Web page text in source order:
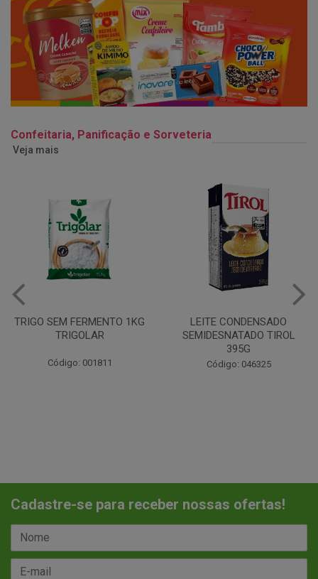
Confeitaria, Panificação e Sorveteria
Veja mais
LEITE CONDENSADO
SEMIDESNATADO TIROL
Código: 046325
CHANTILINHO EM PO 400G
MIX
Código: 037442
Cadastre-se para receber nossas ofertas!